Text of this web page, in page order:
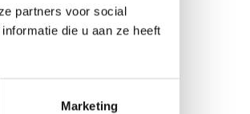
partners voor social
die u aan ze heeft
Marketing